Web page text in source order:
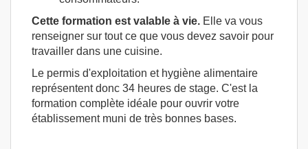
Cette formation est valable à vie. Elle va vous
renseigner sur tout ce que vous devez savoir pour
travailler dans une cuisine.
Le permis d'exploitation et hygiène alimentaire
représentent donc 34 heures de stage. C'est la
formation complète idéale pour ouvrir votre
établissement muni de très bonnes bases.